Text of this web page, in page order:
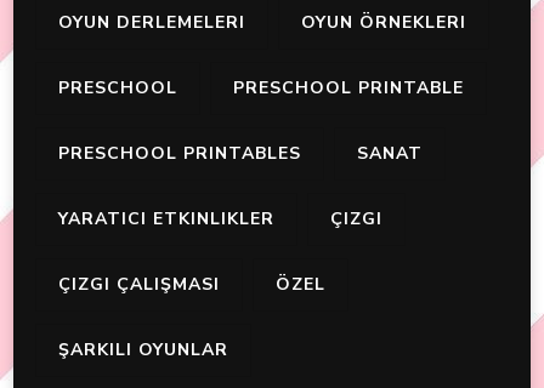
OYUN DERLEMELERI OYUN ÖRNEKLERI
PRESCHOOL PRESCHOOL PRINTABLE
PRESCHOOL PRINTABLES SANAT
YARATICI ETKINLIKLER ÇIZGI
ÇIZGI ÇALIŞMASI ÖZEL
ŞARKILI OYUNLAR